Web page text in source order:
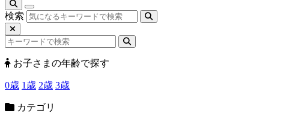
検索
お子さまの年齢で探す
0歳 1歳 2歳 3歳
カテゴリ